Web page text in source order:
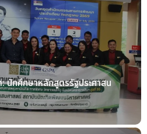
นักศึกษาหลักสูตรรัฐประศาสน